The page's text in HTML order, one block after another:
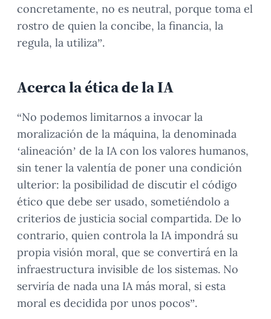
concretamente, no es neutral, porque toma el
rostro de quien la concibe, la financia, la
regula, la utiliza”.
Acerca la ética de la IA
“No podemos limitarnos a invocar la
moralización de la máquina, la denominada
‘alineación’ de la IA con los valores humanos,
sin tener la valentía de poner una condición
ulterior: la posibilidad de discutir el código
ético que debe ser usado, sometiéndolo a
criterios de justicia social compartida. De lo
contrario, quien controla la IA impondrá su
propia visión moral, que se convertirá en la
infraestructura invisible de los sistemas. No
serviría de nada una IA más moral, si esta
moral es decidida por unos pocos”.